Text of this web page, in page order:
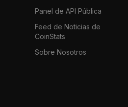
Panel de API Pública
Feed de Noticias de
CoinStats
Sobre Nosotros